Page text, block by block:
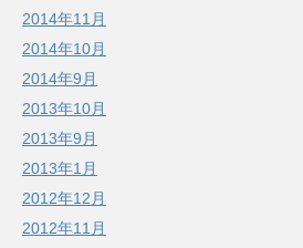
2014年11月
2014年10月
2014年9月
2013年10月
2013年9月
2013年1月
2012年12月
2012年11月